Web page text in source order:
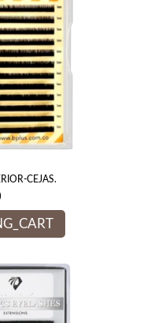
CEJAS.